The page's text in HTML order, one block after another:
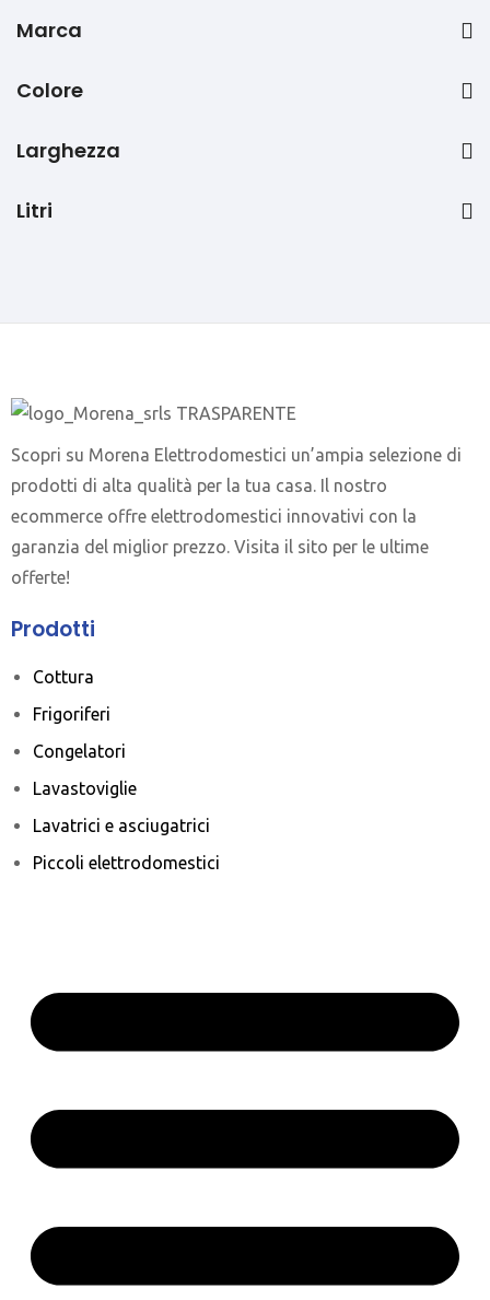
Marca
Colore
Larghezza
Litri
Scopri su Morena Elettrodomestici un’ampia selezione di
prodotti di alta qualità per la tua casa. Il nostro
ecommerce offre elettrodomestici innovativi con la
garanzia del miglior prezzo. Visita il sito per le ultime
offerte!
Prodotti
Cottura
Frigoriferi
Congelatori
Lavastoviglie
Lavatrici e asciugatrici
Piccoli elettrodomestici